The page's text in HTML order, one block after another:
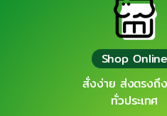
Shop Online
สั่งง่าย ส่งตรงถึ
ทั่วประเทศ